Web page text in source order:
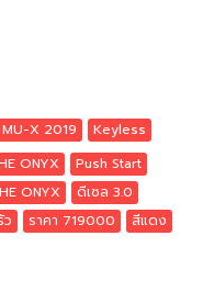
X 2019
Keyless
ONYX
Push Start
ONYX
ดีเซล 3.0
ราคา 719000
สีแดง